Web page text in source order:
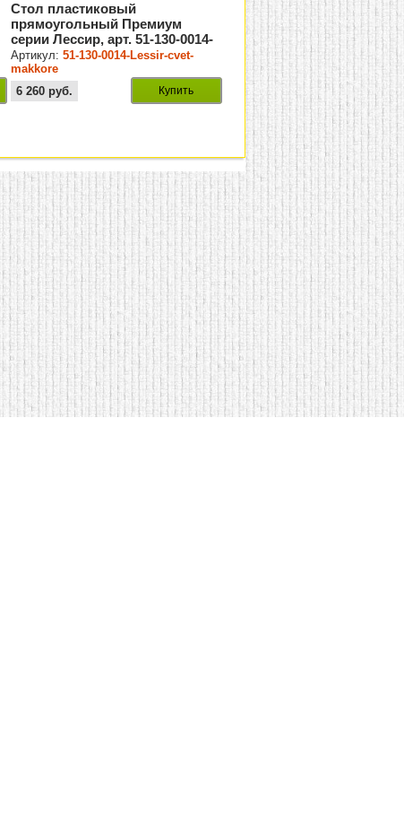
Стол пластиковый
прямоугольный Премиум
серии Лессир, арт. 51-130-0014-
Lessir-cvet-makkore
Артикул:51-130-0014-Lessir-cvet-
makkore
6 260 руб. Купить